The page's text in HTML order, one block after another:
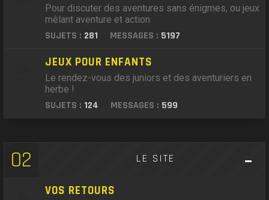
Pour discuter des aventures sans énigmes, ou jeux
mêlant aventure et action
SUJETS : 281 MESSAGES : 5197
JEUX POUR ENFANTS
Le rendez-vous des juniors et des aventuriers en
herbe !
SUJETS : 124 MESSAGES : 599
02 LE SITE
VOS RETOURS